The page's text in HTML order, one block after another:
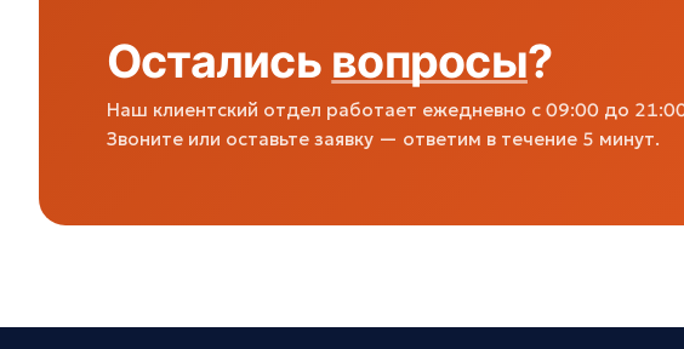
Остались вопросы?
Наш клиентский отдел работает ежедневно с 09:00 до
Звоните или оставьте заявку — ответим в течение 5 минут.